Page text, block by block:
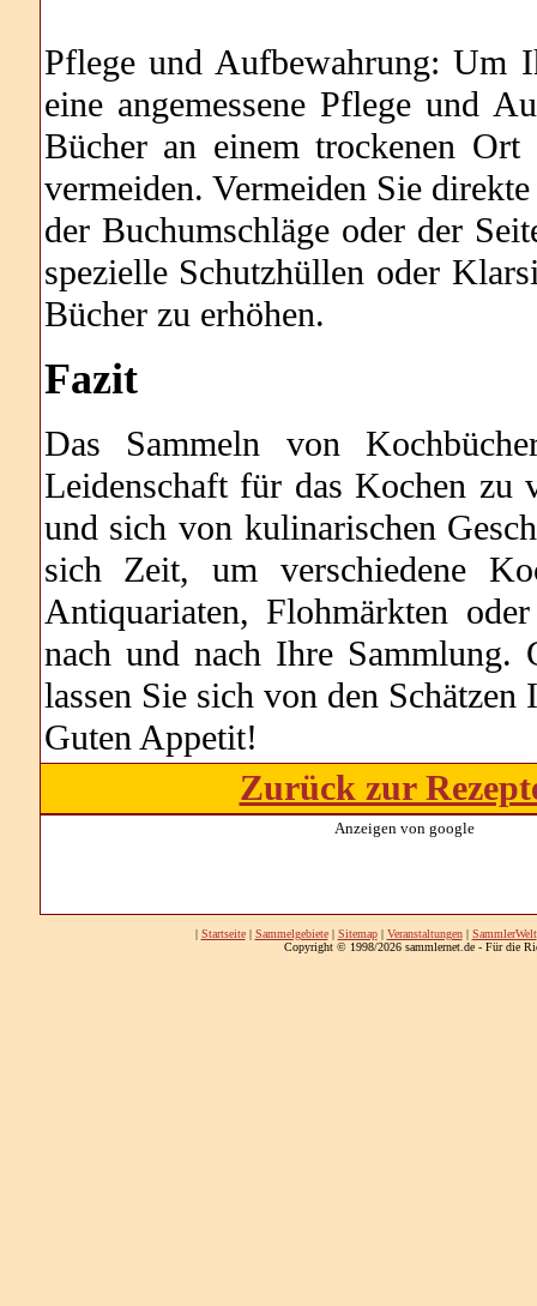
Pflege und Aufbewahrung: Um
eine angemessene Pflege und
Bücher an einem trockenen
vermeiden. Vermeiden Sie
der Buchumschläge oder der
spezielle Schutzhüllen oder
Bücher zu erhöhen.
Fazit
Das Sammeln von
Leidenschaft für das Kochen zu
und sich von kulinarischen
sich Zeit, um verschiedene
Antiquariaten, Flohmärkten
nach und nach Ihre Sammlung.
lassen Sie sich von den
Guten Appetit!
Zurück zur
Anzeigen von google
| Startseite| Sammelgebiete| Sitemap| Veranstaltungen| SammlerWelt
Copyright © 1998/2026 sammlernet.de - Für die